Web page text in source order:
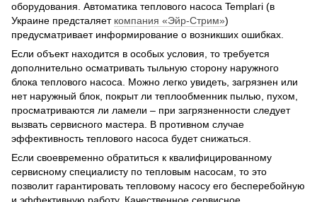
оборудования. Автоматика теплового насоса Templari (в
Украине предсталяет компания «Эйр-Стрим»)
предусматривает информирование о возникших ошибках.
Если объект находится в особых условия, то требуется
дополнительно осматривать тыльную сторону наружного
блока теплового насоса. Можно легко увидеть, загрязнен или
нет наружный блок, покрыт ли теплообменник пылью, пухом,
просматриваются ли ламели – при загрязненности следует
вызвать сервисного мастера. В противном случае
эффективность теплового насоса будет снижаться.
Если своевременно обратиться к квалифицированному
сервисному специалисту по тепловым насосам, то это
позволит гарантировать тепловому насосу его бесперебойную